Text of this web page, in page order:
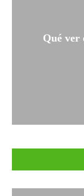
Qué ver